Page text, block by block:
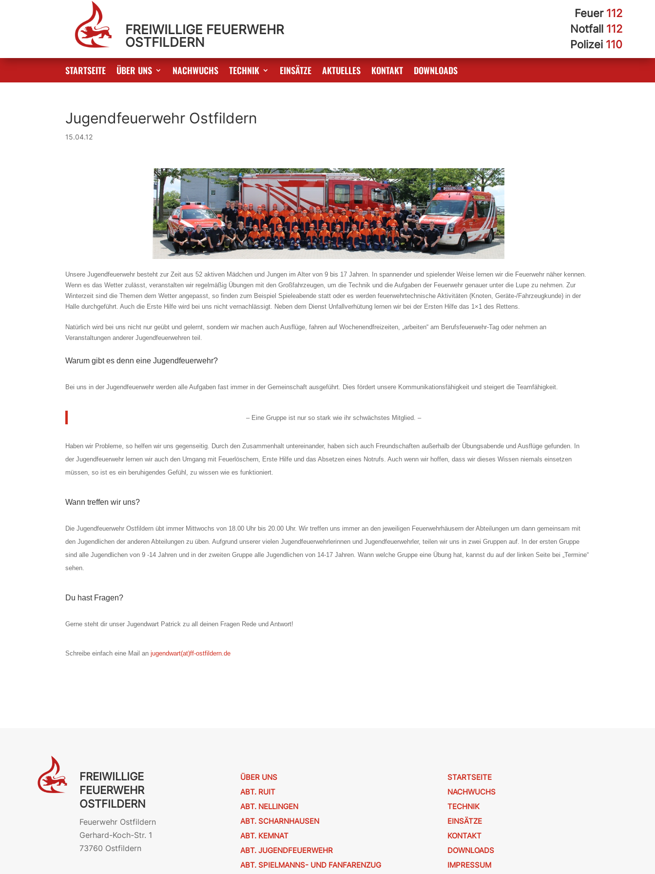
FREIWILLIGE FEUERWEHR
OSTFILDERN
Feuer 112
Notfall 112
Polizei 110
STARTSEITE ÜBER UNS NACHWUCHS TECHNIK EINSÄTZE AKTUELLES KONTAKT DOWNLOADS
Jugendfeuerwehr Ostfildern
15.04.12
Unsere Jugendfeuerwehr besteht zur Zeit aus 52 aktiven Mädchen und Jungen im Alter von 9 bis 17 Jahren. In spannender und spielender Weise lernen wir die Feuerwehr näher kennen.
Wenn es das Wetter zulässt, veranstalten wir regelmäßig Übungen mit den Großfahrzeugen, um die Technik und die Aufgaben der Feuerwehr genauer unter die Lupe zu nehmen. Zur
Winterzeit sind die Themen dem Wetter angepasst, so finden zum Beispiel Spieleabende statt oder es werden feuerwehrtechnische Aktivitäten (Knoten, Geräte-/Fahrzeugkunde) in der
Halle durchgeführt. Auch die Erste Hilfe wird bei uns nicht vernachlässigt. Neben dem Dienst Unfallverhütung lernen wir bei der Ersten Hilfe das 1×1 des Rettens.
Natürlich wird bei uns nicht nur geübt und gelernt, sondern wir machen auch Ausflüge, fahren auf Wochenendfreizeiten, „arbeiten“ am Berufsfeuerwehr-Tag oder nehmen an
Veranstaltungen anderer Jugendfeuerwehren teil.
Warum gibt es denn eine Jugendfeuerwehr?
Bei uns in der Jugendfeuerwehr werden alle Aufgaben fast immer in der Gemeinschaft ausgeführt. Dies fördert unsere Kommunikationsfähigkeit und steigert die Teamfähigkeit.
– Eine Gruppe ist nur so stark wie ihr schwächstes Mitglied. –
Haben wir Probleme, so helfen wir uns gegenseitig. Durch den Zusammenhalt untereinander, haben sich auch Freundschaften außerhalb der Übungsabende und Ausflüge gefunden. In
der Jugendfeuerwehr lernen wir auch den Umgang mit Feuerlöschern, Erste Hilfe und das Absetzen eines Notrufs. Auch wenn wir hoffen, dass wir dieses Wissen niemals einsetzen
müssen, so ist es ein beruhigendes Gefühl, zu wissen wie es funktioniert.
Wann treffen wir uns?
Die Jugendfeuerwehr Ostfildern übt immer Mittwochs von 18.00 Uhr bis 20.00 Uhr. Wir treffen uns immer an den jeweiligen Feuerwehrhäusern der Abteilungen um dann gemeinsam mit
den Jugendlichen der anderen Abteilungen zu üben. Aufgrund unserer vielen Jugendfeuerwehrlerinnen und Jugendfeuerwehrler, teilen wir uns in zwei Gruppen auf. In der ersten Gruppe
sind alle Jugendlichen von 9 -14 Jahren und in der zweiten Gruppe alle Jugendlichen von 14-17 Jahren. Wann welche Gruppe eine Übung hat, kannst du auf der linken Seite bei „Termine“
sehen.
Du hast Fragen?
Gerne steht dir unser Jugendwart Patrick zu all deinen Fragen Rede und Antwort!
Schreibe einfach eine Mail anjugendwart(at)ff-ostfildern.de
FREIWILLIGE
FEUERWEHR
OSTFILDERN
Feuerwehr Ostfildern
Gerhard-Koch-Str. 1
73760 Ostfildern
ÜBER UNS
ABT. RUIT
ABT. NELLINGEN
ABT. SCHARNHAUSEN
ABT. KEMNAT
ABT. JUGENDFEUERWEHR
ABT. SPIELMANNS- UND FANFARENZUG
STARTSEITE
NACHWUCHS
TECHNIK
EINSÄTZE
KONTAKT
DOWNLOADS
IMPRESSUM